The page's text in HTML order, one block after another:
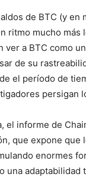
de BTC (y en
ritmo mucho más
ver a BTC como
de su
el período de
persigan
el informe de
que expone que
enormes
una adaptabilidad